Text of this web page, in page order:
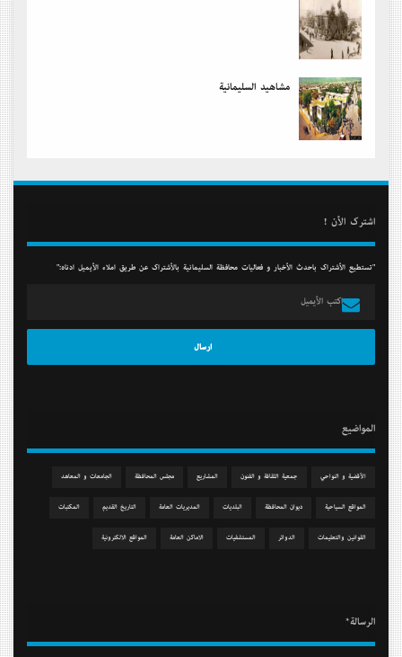
مشاهید السلیمانیة
أشترك الأن !
"تستطيع الأشتراك بأحدث الأخبار و فعاليات محافظة السليمانية بالأشتراك عن طريق أملاء الأيميل أدناه:"
المواضيع
الآقضية و النواحي جمعیة الثقافة و الفنون المشاريع مجلس المحافظة الجامعات و المعاهد
المواقع السياحية دیوان المحافظة البلديات المديريات العامة التاريخ القديم المكتبات
القوانين والتعليمات الدوائر المستشفيات الاماكن العامة المواقع الالكترونية
الرسالة*